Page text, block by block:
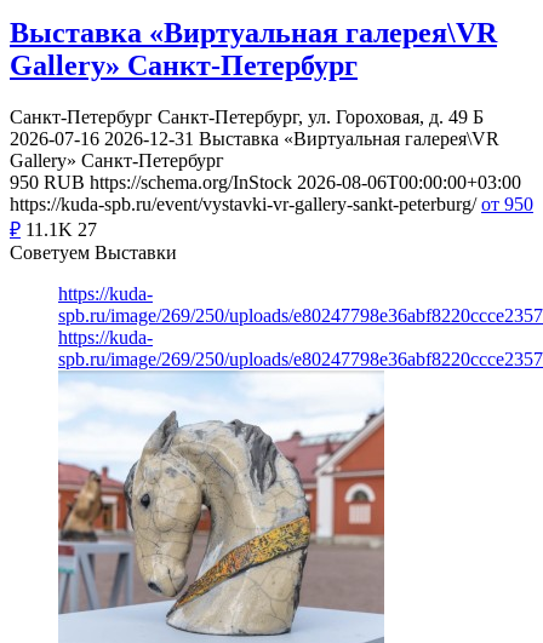
Выставка «Виртуальная галерея\VR
Gallery» Санкт-Петербург
Санкт-Петербург Санкт-Петербург, ул. Гороховая, д. 49 Б
2026-07-16 2026-12-31 Выставка «Виртуальная галерея\VR
Gallery» Санкт-Петербург
950 RUB https://schema.org/InStock 2026-08-06T00:00:00+03:00
https://kuda-spb.ru/event/vystavki-vr-gallery-sankt-peterburg/ от 950
₽ 11.1K 27
Советуем Выставки
https://kuda-
spb.ru/image/269/250/uploads/
https://kuda-
spb.ru/image/269/250/uploads/